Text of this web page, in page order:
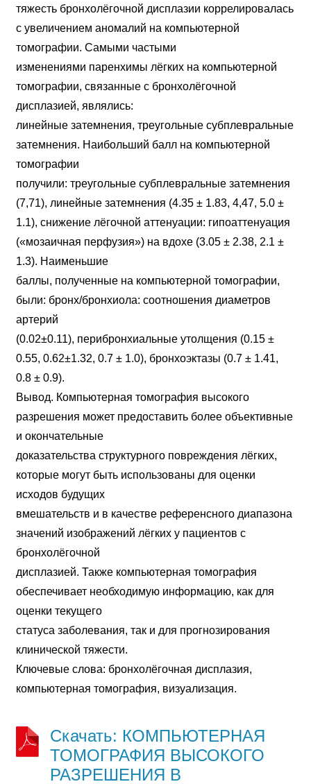
тяжесть бронхолёгочной дисплазии коррелировалась
с увеличением аномалий на компьютерной
томографии. Самыми частыми
изменениями паренхимы лёгких на компьютерной
томографии, связанные с бронхолёгочной
дисплазией, являлись:
линейные затемнения, треугольные субплевральные
затемнения. Наибольший балл на компьютерной
томографии
получили: треугольные субплевральные затемнения
(7,71), линейные затемнения (4.35 ± 1.83, 4,47, 5.0 ±
1.1), снижение лёгочной аттенуации: гипоаттенуация
(«мозаичная перфузия») на вдохе (3.05 ± 2.38, 2.1 ±
1.3). Наименьшие
баллы, полученные на компьютерной томографии,
были: бронх/бронхиола: соотношения диаметров
артерий
(0.02±0.11), перибронхиальные утолщения (0.15 ±
0.55, 0.62±1.32, 0.7 ± 1.0), бронхоэктазы (0.7 ± 1.41,
0.8 ± 0.9).
Вывод. Компьютерная томография высокого
разрешения может предоставить более объективные
и окончательные
доказательства структурного повреждения лёгких,
которые могут быть использованы для оценки
исходов будущих
вмешательств и в качестве референсного диапазона
значений изображений лёгких у пациентов с
бронхолёгочной
дисплазией. Также компьютерная томография
обеспечивает необходимую информацию, как для
оценки текущего
статуса заболевания, так и для прогнозирования
клинической тяжести.
Ключевые слова: бронхолёгочная дисплазия,
компьютерная томография, визуализация.
Скачать: КОМПЬЮТЕРНАЯ
ТОМОГРАФИЯ ВЫСОКОГО
РАЗРЕШЕНИЯ В